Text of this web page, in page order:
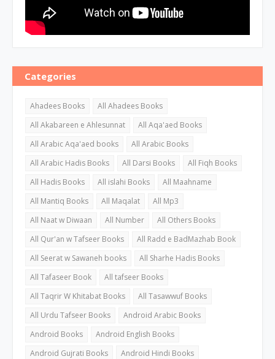
Categories
Ahadees Books
All Ahadees Books
All Akabareen e Ahlesunnat
All Aqa'aed Books
All Arabic Aqa'aed books
All Arabic Books
All Arabic Hadis Books
All Darsi Books
All Fiqh Books
All Hadis Books
All islahi Books
All Maahname
All Mantiq Books
All Maqalat
All Mp3
All Naat w Diwaan
All Number
All Others Books
All Qur'an w Tafseer Books
All Radd e BadMazhab Book
All Seerat w Sawaneh books
All Sharhe Hadis Books
All Tafaseer Book
All tafseer Books
All Taqrir W Khitabat Books
All Tasawwuf Books
All Urdu Tafseer Books
Android Arabic Books
Android Books
Android English Books
Android Gujrati Books
Android Hindi Books